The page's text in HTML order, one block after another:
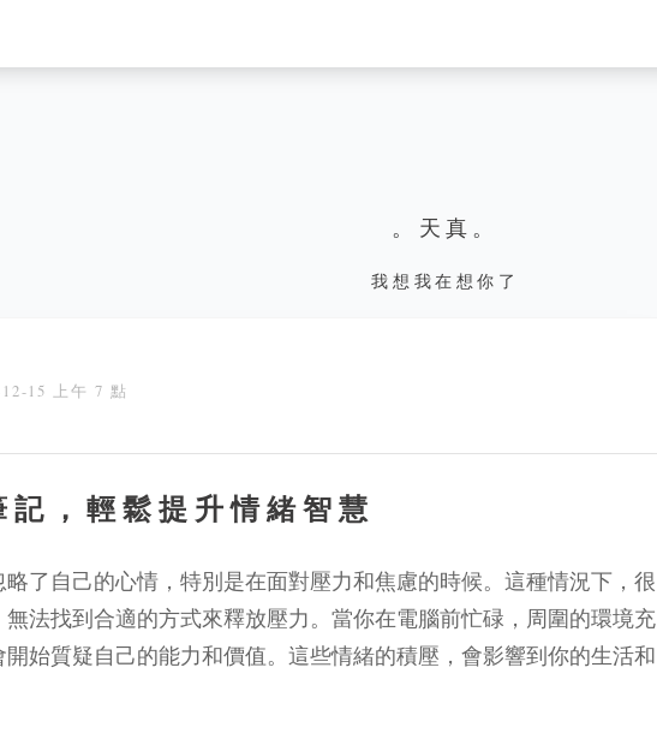
。天真。
我想我在想你了
15 上午 7 點
，輕鬆提升情緒智慧
了自己的心情，特別是在面對壓力和焦慮的時候。這種情況下，很
法找到合適的方式來釋放壓力。當你在電腦前忙碌，周圍的環境充
始質疑自己的能力和價值。這些情緒的積壓，會影響到你的生活和